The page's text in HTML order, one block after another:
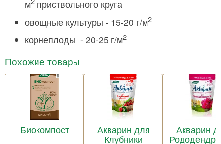
м приствольного круга
овощные культуры - 15-20 г/м2
корнеплоды - 20-25 г/м2
Похожие товары
Биокомпост Акварин для
Клубники
Акварин